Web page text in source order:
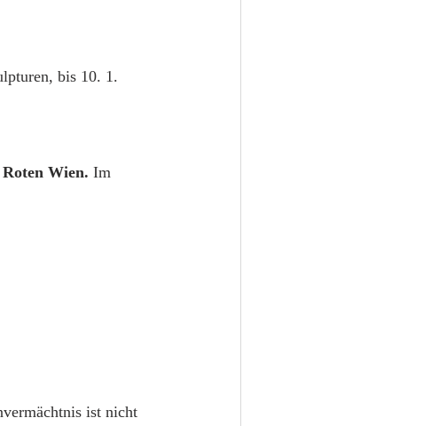
bis 10. 1.
Wien. Im
ist nicht